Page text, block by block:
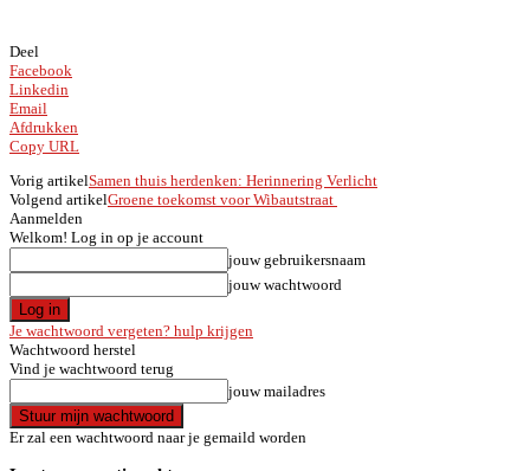
Deel
Facebook
Linkedin
Email
Afdrukken
Copy URL
Vorig artikelSamen thuis herdenken: Herinnering Verlicht
Volgend artikelGroene toekomst voor Wibautstraat
Aanmelden
Welkom! Log in op je account
jouw gebruikersnaam
jouw wachtwoord
Je wachtwoord vergeten? hulp krijgen
Wachtwoord herstel
Vind je wachtwoord terug
jouw mailadres
Er zal een wachtwoord naar je gemaild worden